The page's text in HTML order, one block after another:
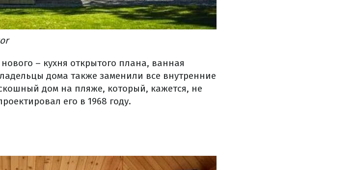
– кухня открытого плана, ванная
дома также заменили все внутренние
дом на пляже, который, кажется, не
его в 1968 году.